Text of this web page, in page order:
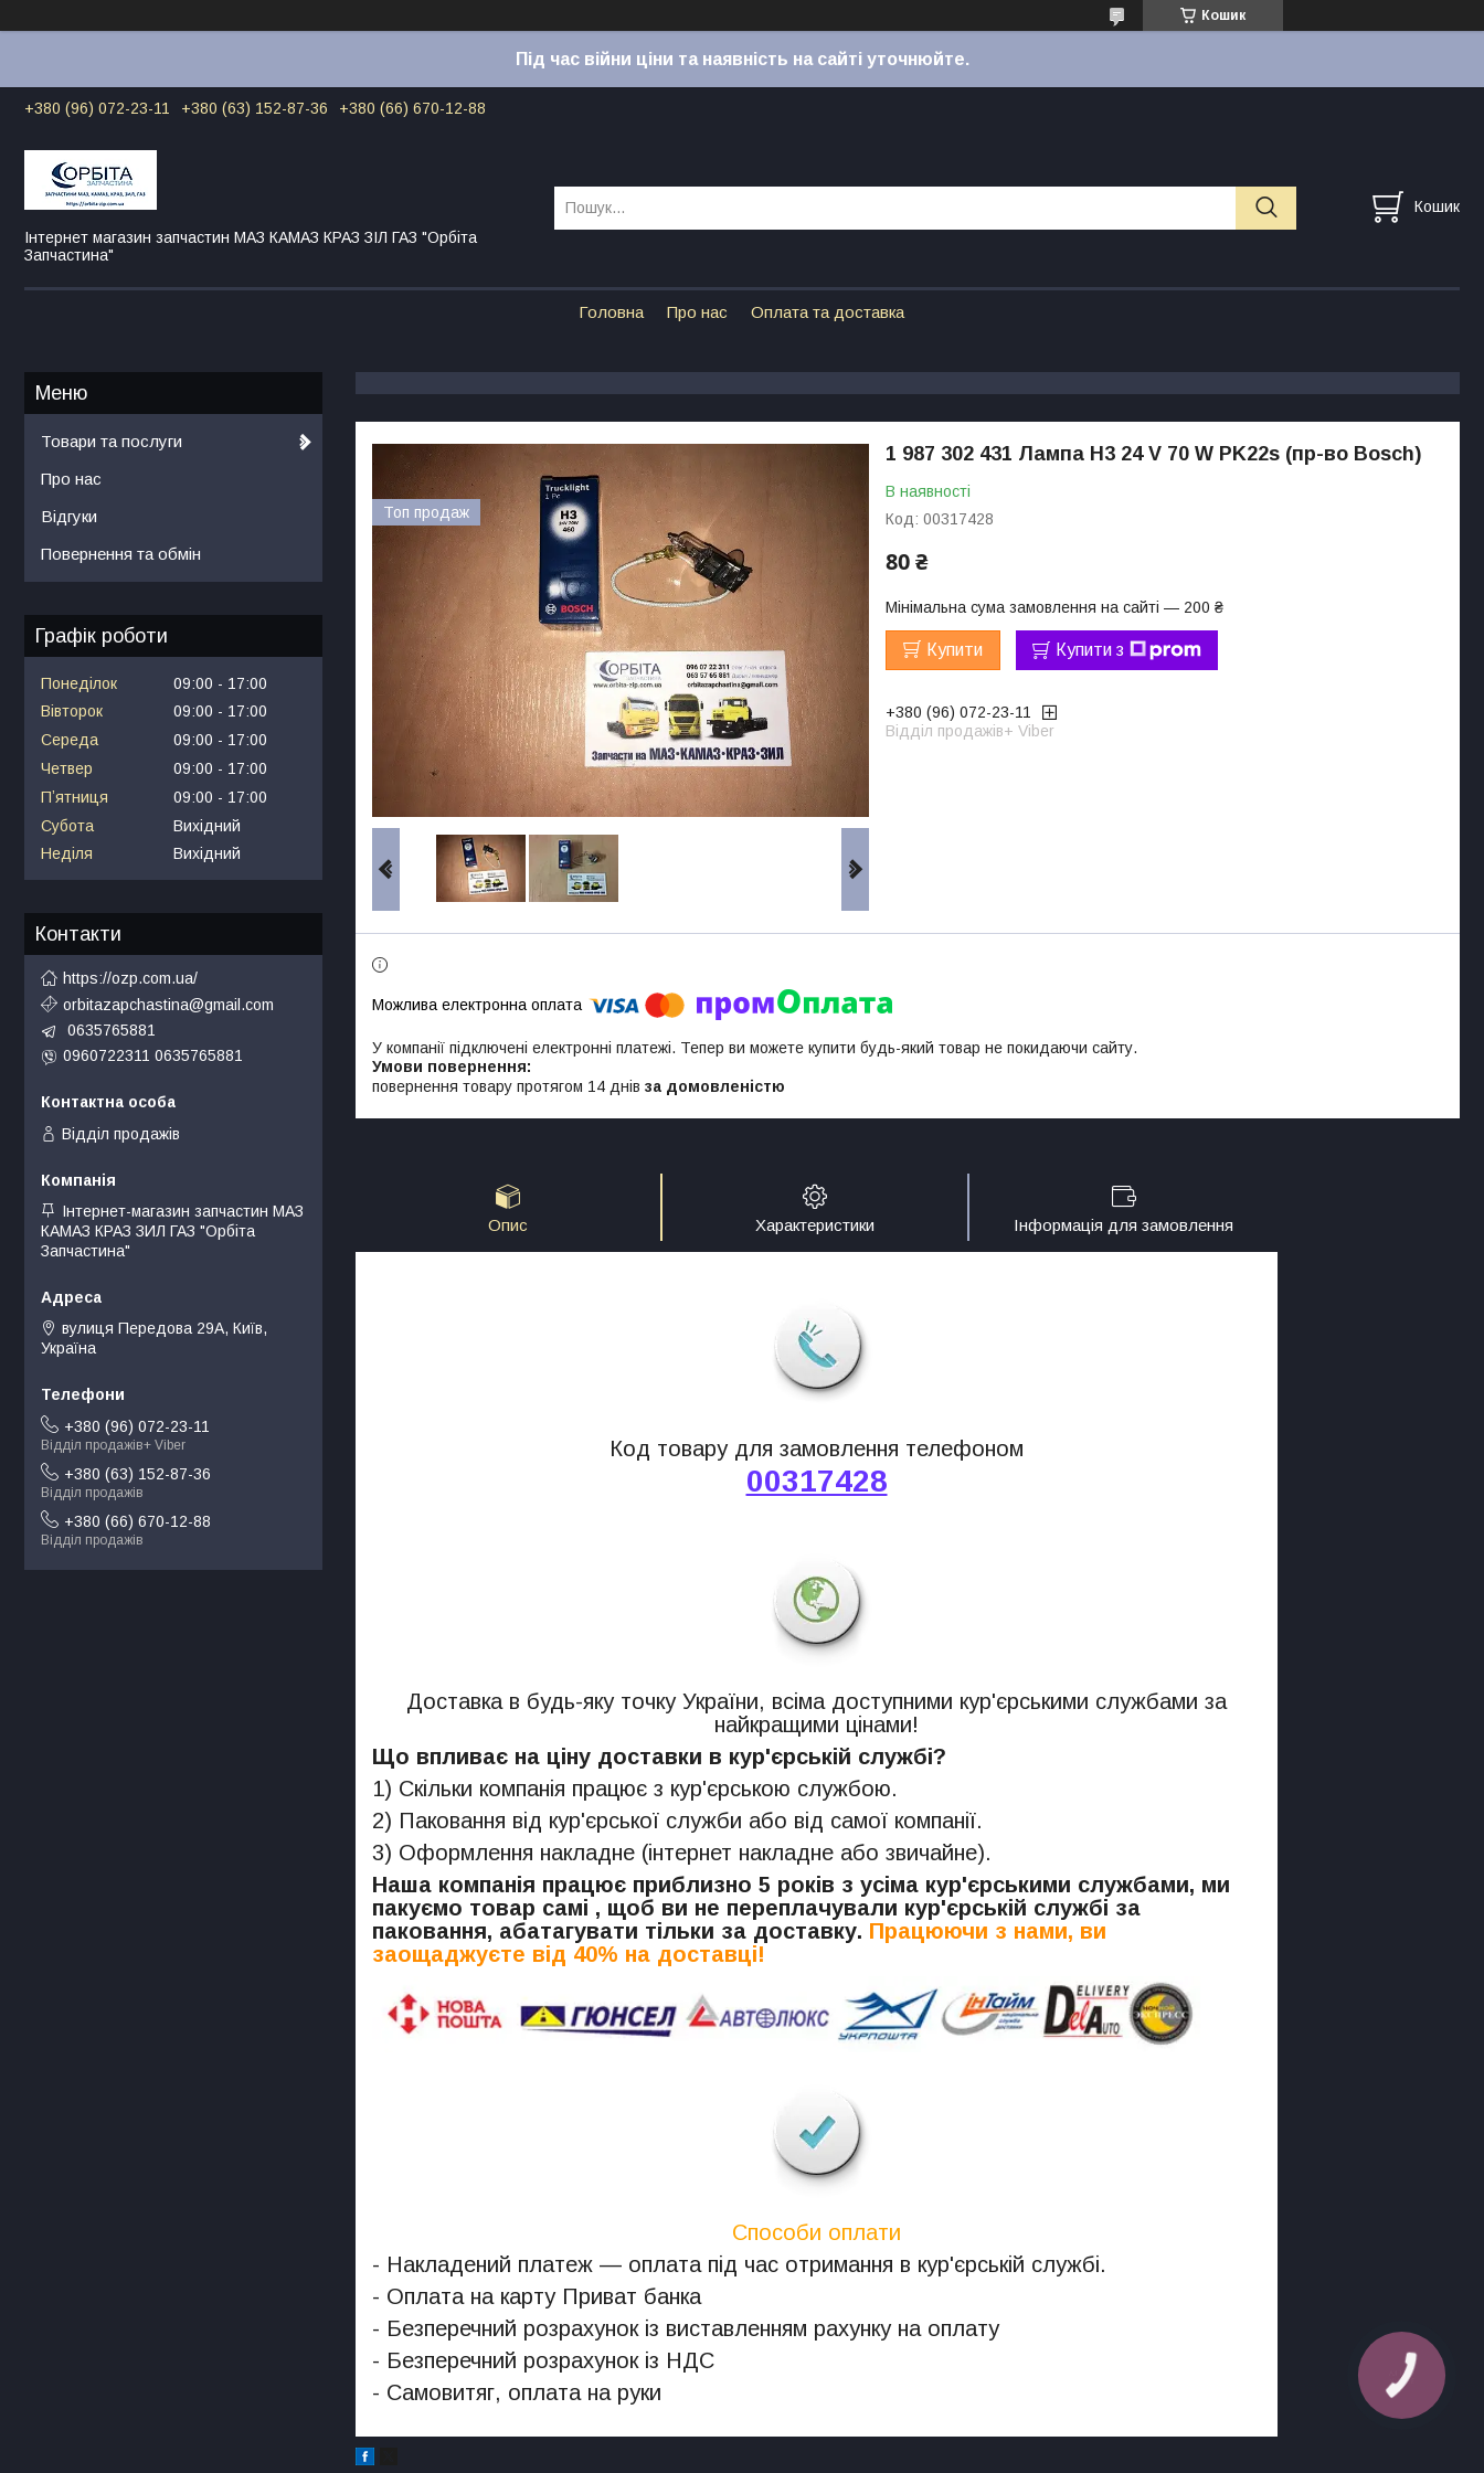
Кошик
Під час війни ціни та наявність на сайті уточнюйте.
+380 (96) 072-23-11 +380 (63) 152-87-36 +380 (66) 670-12-88
Інтернет магазин запчастин МАЗ КАМАЗ КРАЗ ЗІЛ ГАЗ "Орбіта
Запчастина"
Кошик
Головна Про нас Оплата та доставка
Топ продаж
1 987 302 431 Лампа H3 24 V 70 W PK22s (пр-во Bosch)
В наявності
Код: 00317428
80 ₴
Мінімальна сума замовлення на сайті — 200 ₴
Купити Купити з
+380 (96) 072-23-11
Відділ продажів+ Viber
У компанії підключені електронні платежі. Тепер ви можете купити будь-який товар не покидаючи сайту.
повернення товару протягом 14 днів за домовленістю
Опис Характеристики Інформація для замовлення
Код товару для замовлення телефоном
00317428
Доставка в будь-яку точку України, всіма доступними кур'єрськими службами за
найкращими цінами!
Що впливає на ціну доставки в кур'єрській службі?
1) Скільки компанія працює з кур'єрською службою.
2) Паковання від кур'єрської служби або від самої компанії.
3) Оформлення накладне (інтернет накладне або звичайне).
Наша компанія працює приблизно 5 років з усіма кур'єрськими службами, ми
пакуємо товар самі , щоб ви не переплачували кур'єрській службі за
паковання, абатагувати тільки за доставку. Працюючи з нами, ви
заощаджуєте від 40% на доставці!
Способи оплати
- Накладений платеж — оплата під час отримання в кур'єрській службі.
- Оплата на карту Приват банка
- Безперечний розрахунок із виставленням рахунку на оплату
- Безперечний розрахунок із НДС
- Самовитяг, оплата на руки
Товари та послуги
Про нас
Відгуки
Повернення та обмін
Графік роботи
Понеділок 09:00
17:00
Вівторок
09:00
17:00
Середа
09:00
17:00
Четвер
09:00
17:00
Пʼятниця
09:00
17:00
Субота
Вихідний
Неділя
Вихідний
Контакти
https://ozp.com.ua/
orbitazapchastina@gmail.com
0635765881
0960722311 0635765881
Відділ продажів
Інтернет-магазин запчастин МАЗ
КАМАЗ КРАЗ ЗИЛ ГАЗ "Орбіта
Запчастина"
вулиця Передова 29А, Київ,
Україна
+380 (96) 072-23-11
Відділ продажів+ Viber
+380 (63) 152-87-36
Відділ продажів
+380 (66) 670-12-88
Відділ продажів